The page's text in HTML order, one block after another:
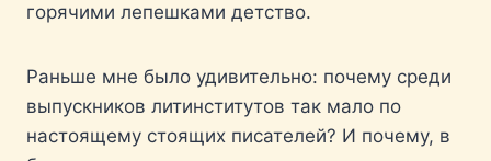
горячими лепешками детство.
Раньше мне было удивительно: почему среди
выпускников литинститутов так мало по
настоящему стоящих писателей? И почему, в